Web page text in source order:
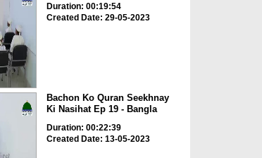
Duration: 00:19:54
Created Date: 29-05-2023
Bachon Ko Quran Seekhnay
Ki Nasihat Ep 19 - Bangla
Duration: 00:22:39
Created Date: 13-05-2023